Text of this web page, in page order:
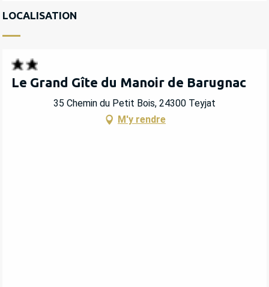
LOCALISATION
Le Grand Gîte du Manoir de Barugnac
35 Chemin du Petit Bois, 24300 Teyjat
M'y rendre